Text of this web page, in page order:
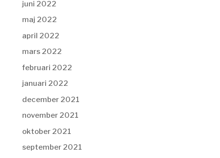
juni 2022
maj 2022
april 2022
mars 2022
februari 2022
januari 2022
december 2021
november 2021
oktober 2021
september 2021